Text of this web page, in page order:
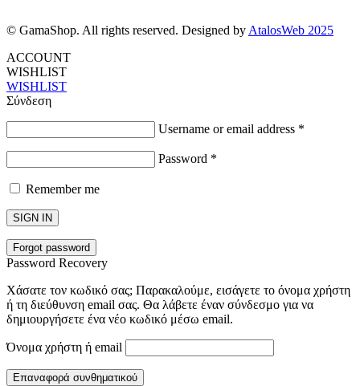
© GamaShop. All rights reserved. Designed by AtalosWeb 2025
ACCOUNT
WISHLIST
WISHLIST
Σύνδεση
Username or email address *
Password *
Remember me
SIGN IN
Forgot password
Password Recovery
Χάσατε τον κωδικό σας; Παρακαλούμε, εισάγετε το όνομα χρήστη
ή τη διεύθυνση email σας. Θα λάβετε έναν σύνδεσμο για να
δημιουργήσετε ένα νέο κωδικό μέσω email.
Όνομα χρήστη ή email
Επαναφορά συνθηματικού